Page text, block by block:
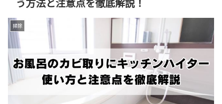
う方法と注意点を徹底解説！
掃除